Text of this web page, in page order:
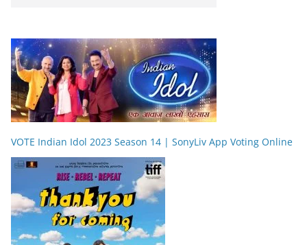
VOTE Indian Idol 2023 Season 14 | SonyLiv App Voting Online